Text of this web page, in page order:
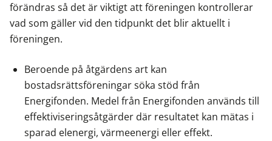
förändras så det är viktigt att föreningen kontrollerar
vad som gäller vid den tidpunkt det blir aktuellt i
föreningen.
Beroende på åtgärdens art kan
bostadsrättsföreningar söka stöd från
Energifonden. Medel från Energifonden används till
effektiviseringsåtgärder där resultatet kan mätas i
sparad elenergi, värmeenergi eller effekt.